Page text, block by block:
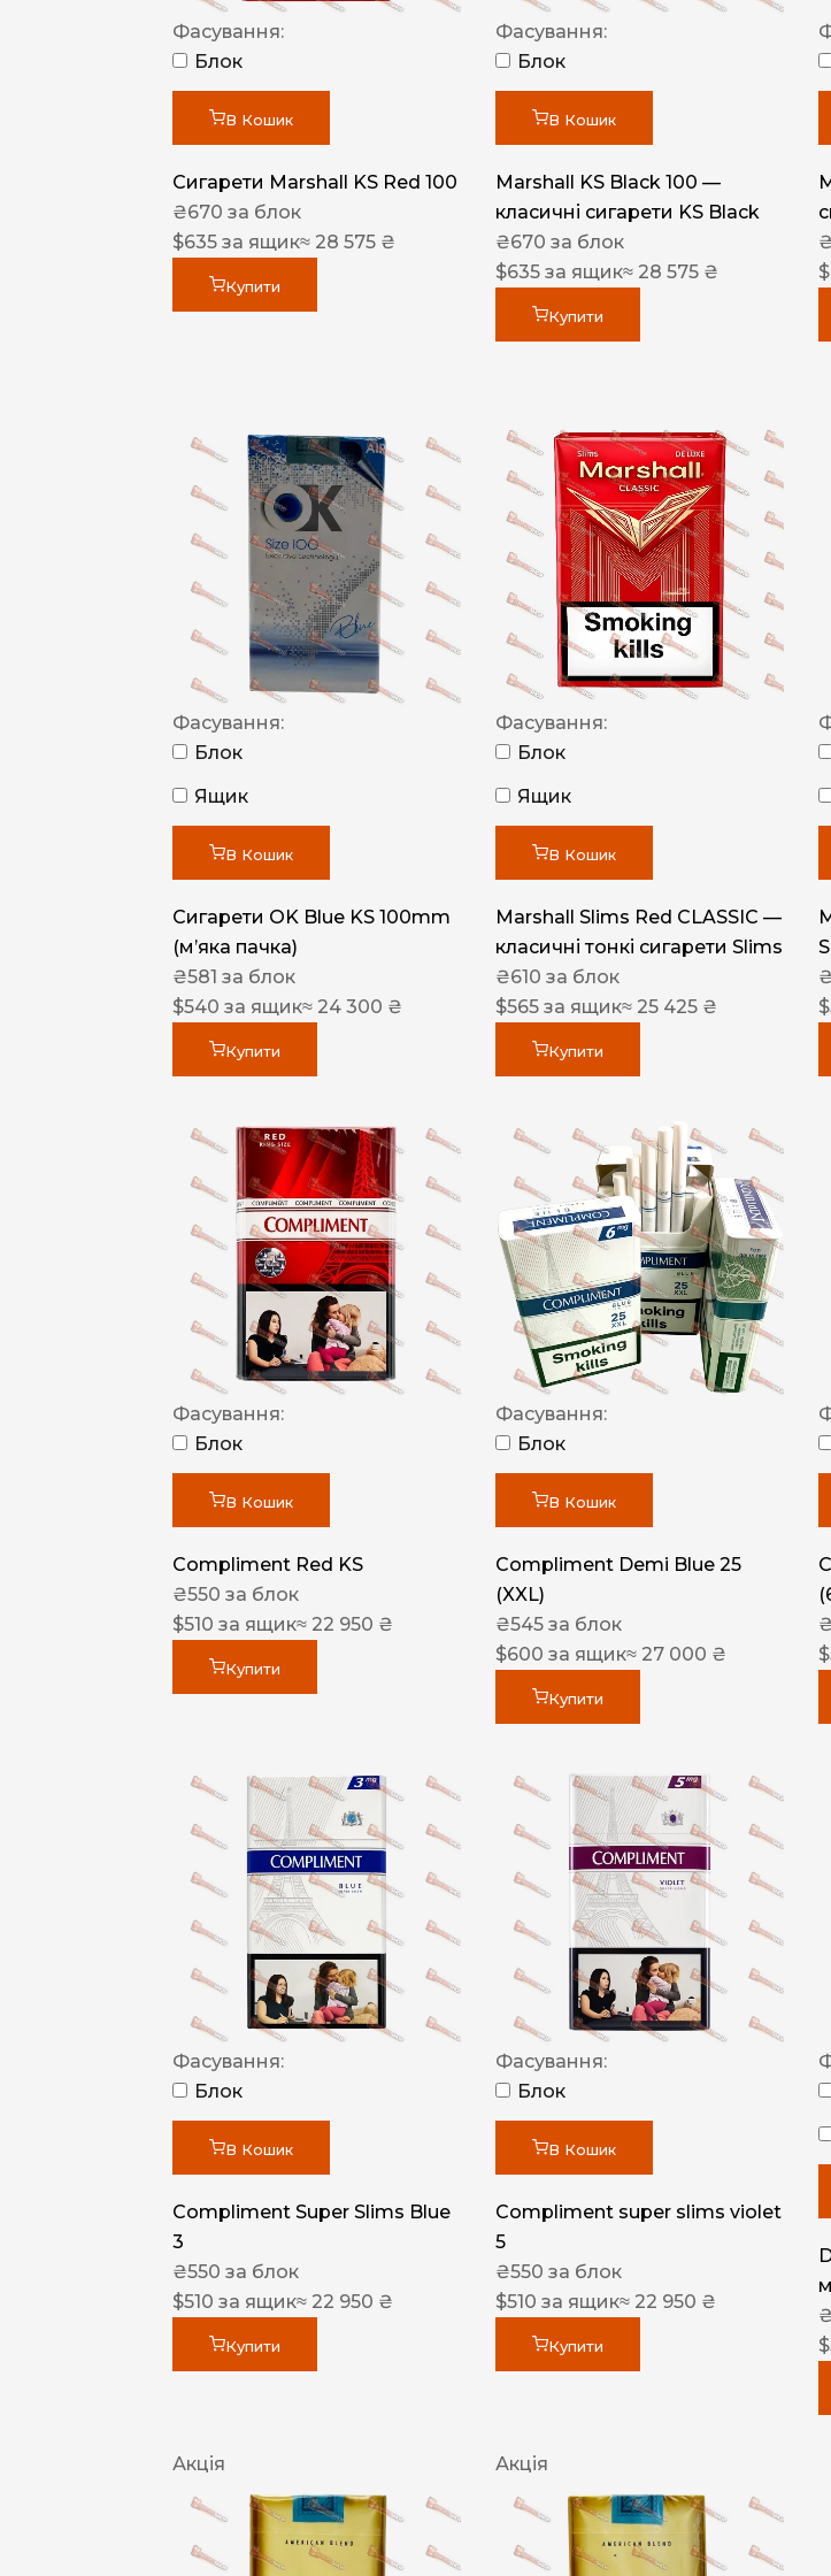
Акциз UA
Leana
ASTRU
De Santis
MONUS
NERO
NERO
Гуцульскі
Cigaronne
Фасування:
Блок
В Кошик
Сигарети Marshall KS Red 100
₴670 за блок
$635 за ящик≈ 28 575 ₴
Купити
Фасування:
Блок
В Кошик
Marshall KS Black 100 —
класичні сигарети KS Black
₴670 за блок
$635 за ящик≈ 28 575 ₴
Купити
₴
$
Фасування:
Блок
Ящик
В Кошик
Сигарети OK Blue KS 100mm
(м’яка пачка)
₴581 за блок
$540 за ящик≈ 24 300 ₴
Купити
Фасування:
Блок
Ящик
В Кошик
Marshall Slims Red CLASSIC —
класичні тонкі сигарети Slims
₴610 за блок
$565 за ящик≈ 25 425 ₴
Купити
₴
$
Фасування:
Блок
В Кошик
Compliment Red KS
₴550 за блок
$510 за ящик≈ 22 950 ₴
Купити
Фасування:
Блок
В Кошик
Compliment Demi Blue 25
(XXL)
₴545 за блок
$600 за ящик≈ 27 000 ₴
Купити
₴
$
Фасування:
Блок
В Кошик
Compliment Super Slims Blue
3
₴550 за блок
$510 за ящик≈ 22 950 ₴
Купити
Фасування:
Блок
В Кошик
Compliment super slims violet
5
₴550 за блок
$510 за ящик≈ 22 950 ₴
Купити
₴
$
Акція Акція